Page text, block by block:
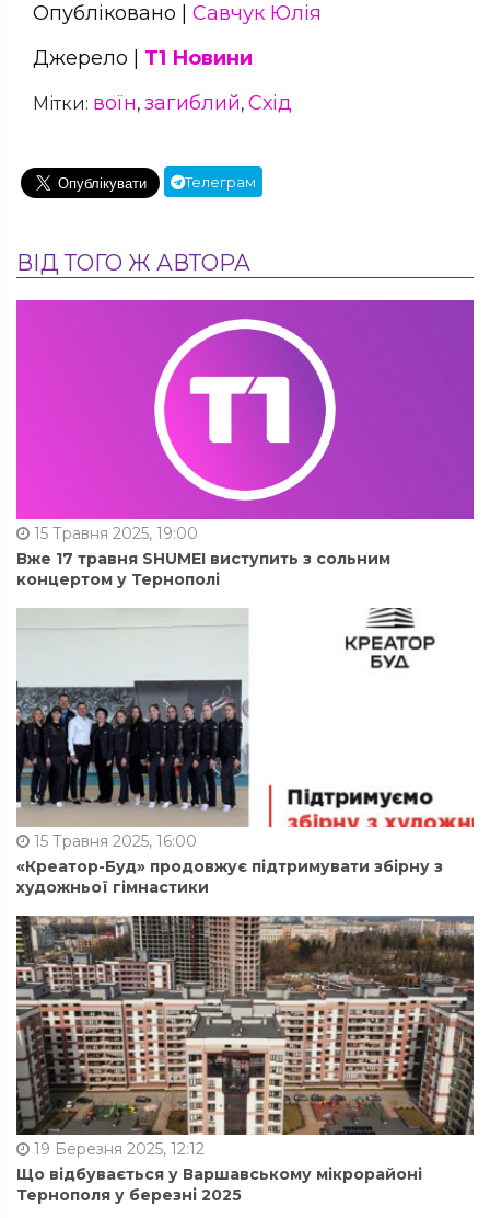
Опубліковано | Савчук Юлія
Джерело | Т1 Новини
Мітки: воїн, загиблий, Схід
Телеграм
ВІД ТОГО Ж АВТОРА
15 Травня 2025, 19:00
Вже 17 травня SHUMEI виступить з сольним
концертом у Тернополі
15 Травня 2025, 16:00
«Креатор-Буд» продовжує підтримувати збірну з
художньої гімнастики
19 Березня 2025, 12:12
Що відбувається у Варшавському мікрорайоні
Тернополя у березні 2025